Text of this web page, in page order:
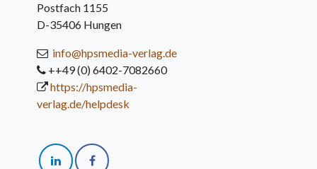
Postfach 1155
D-35406 Hungen
info@hpsmedia-verlag.de
++49 (0) 6402-7082660
https://hpsmedia-
verlag.de/helpdesk